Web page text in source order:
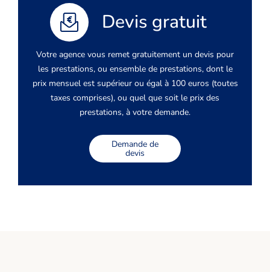
Devis gratuit
Votre agence vous remet gratuitement un devis pour
les prestations, ou ensemble de prestations, dont le
prix mensuel est supérieur ou égal à 100 euros (toutes
taxes comprises), ou quel que soit le prix des
prestations, à votre demande.
Demande de
devis